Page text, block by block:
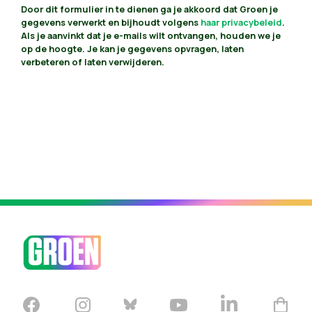
Door dit formulier in te dienen ga je akkoord dat Groen je
gegevens verwerkt en bijhoudt volgens haar privacybeleid.
Als je aanvinkt dat je e-mails wilt ontvangen, houden we je
op de hoogte. Je kan je gegevens opvragen, laten
verbeteren of laten verwijderen.